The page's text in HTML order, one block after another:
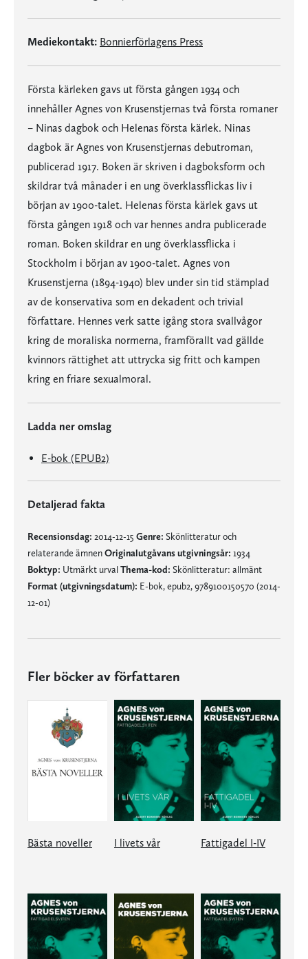
Mediekontakt: Bonnierförlagens Press
Första kärleken gavs ut första gången 1934 och
innehåller Agnes von Krusenstjernas två första romaner
– Ninas dagbok och Helenas första kärlek. Ninas
dagbok är Agnes von Krusenstjernas debutroman,
publicerad 1917. Boken är skriven i dagboksform och
skildrar två månader i en ung överklassflickas liv i
början av 1900-talet. Helenas första kärlek gavs ut
första gången 1918 och var hennes andra publicerade
roman. Boken skildrar en ung överklassflicka i
Stockholm i början av 1900-talet. Agnes von
Krusenstjerna (1894-1940) blev under sin tid stämplad
av de konservativa som en dekadent och trivial
författare. Hennes verk satte igång stora svallvågor
kring de moraliska normerna, framförallt vad gällde
kvinnors rättighet att uttrycka sig fritt och kampen
kring en friare sexualmoral.
Ladda ner omslag
E-bok (EPUB2)
Detaljerad fakta
Recensionsdag: 2014-12-15 Genre: Skönlitteratur och
relaterande ämnenOriginalutgåvans utgivningsår: 1934
Boktyp: Utmärkt urvalThema-kod: Skönlitteratur: allmänt
Format (utgivningsdatum): E-bok, epub2, 9789100150570 (2014-
12-01)
Fler böcker av författaren
Bästa noveller I livets vår Fattigadel I-IV